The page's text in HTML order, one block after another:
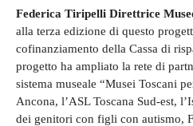
Federica Tiripelli Direttrice
alla terza edizione di questo
cofinanziamento della Cassa di
progetto ha ampliato la rete di
sistema museale “Musei Toscani
Ancona, l’ASL Toscana Sud-est,
dei genitori con figli con autismo,